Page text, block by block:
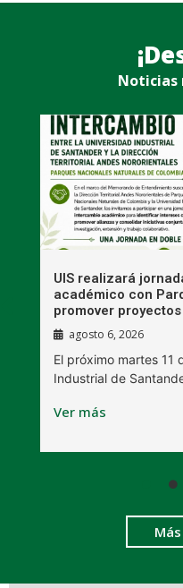
Noticias
UIS realizará
académico con
promover
agosto 6, 2026
El próximo martes 11
Industrial de
Ver más